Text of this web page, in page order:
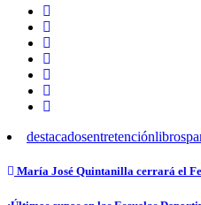
destacadosentretenciónlibros
Navegación
de
María José Quintanilla cerrará el